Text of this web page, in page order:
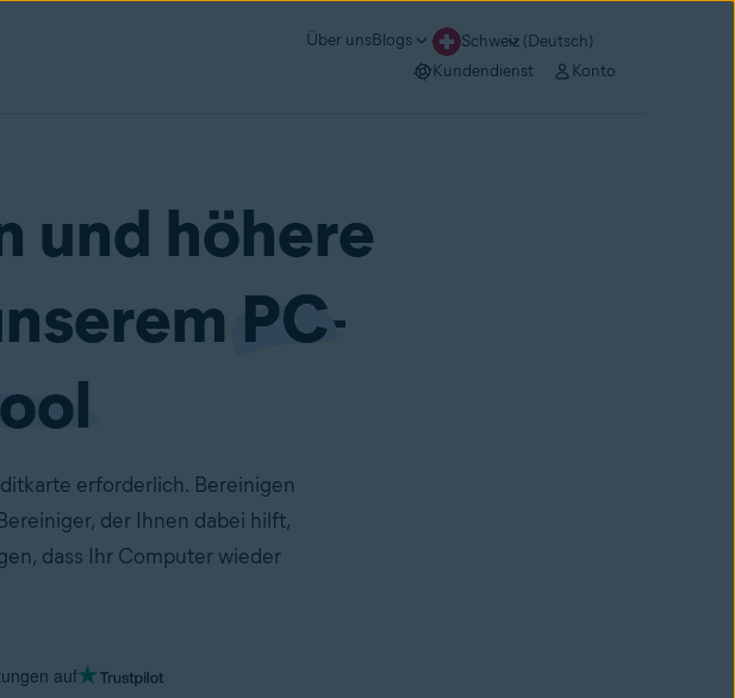
Über unsBlogs
Schweiz (Deutsch)
Kundendienst Konto
und höhere
PC-
erforderlich. Bereinigen
der Ihnen dabei hilft,
dass Ihr Computer wieder
auf